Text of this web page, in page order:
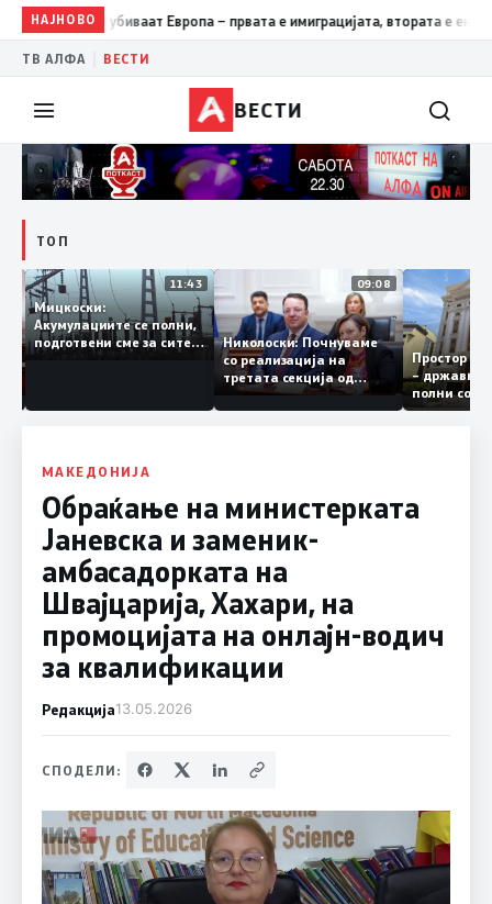
НАЈНОВО07:27Трамп: Две работи ја убиваат Европа – првата е
ТВ АЛФА ВЕСТИ
ВЕСТИ
ТОП
11:43
Мицкоски:
Акумулациите се полни,
подготвени сме за сите
ризици, не размислување
09:08
Николоски: Почнуваме
со реализација на
третата секција од
железничкиот Коридор
8, Македонија станува
Простор
–
полни со
МАКЕДОНИЈА
Обраќање на министерката
Јаневска и заменик-
амбасадорката на
Швајцарија, Хахари, на
промоцијата на онлајн-водич
за квалификации
Редакција13.05.2026
СПОДЕЛИ: